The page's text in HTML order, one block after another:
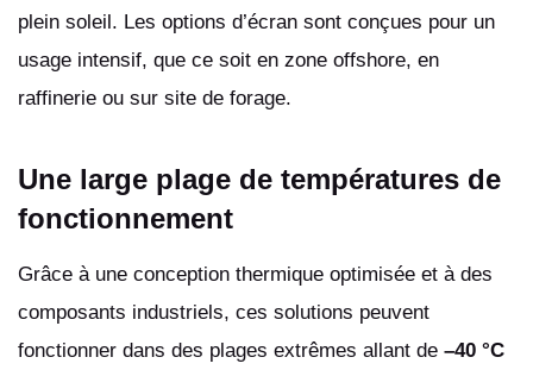
plein soleil. Les options d’écran sont conçues pour un
usage intensif, que ce soit en zone offshore, en
raffinerie ou sur site de forage.
Une large plage de températures de
fonctionnement
Grâce à une conception thermique optimisée et à des
composants industriels, ces solutions peuvent
fonctionner dans des plages extrêmes allant de –40 °C